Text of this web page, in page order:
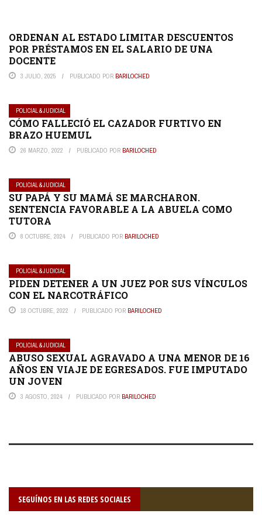
ORDENAN AL ESTADO LIMITAR DESCUENTOS
POR PRÉSTAMOS EN EL SALARIO DE UNA
DOCENTE
3 JULIO, 2025 PUBLICADO POR BARILOCHED
POLICIAL & JUDICIAL
CÓMO FALLECIÓ EL CAZADOR FURTIVO EN
BRAZO HUEMUL
26 MARZO, 2022 PUBLICADO POR BARILOCHED
POLICIAL & JUDICIAL
SU PAPÁ Y SU MAMÁ SE MARCHARON.
SENTENCIA FAVORABLE A LA ABUELA COMO
TUTORA
8 OCTUBRE, 2024 PUBLICADO POR BARILOCHED
POLICIAL & JUDICIAL
PIDEN DETENER A UN JUEZ POR SUS VÍNCULOS
CON EL NARCOTRÁFICO
18 OCTUBRE, 2022 PUBLICADO POR BARILOCHED
POLICIAL & JUDICIAL
ABUSO SEXUAL AGRAVADO A UNA MENOR DE 16
AÑOS EN VIAJE DE EGRESADOS. FUE IMPUTADO
UN JOVEN
3 AGOSTO, 2024 PUBLICADO POR BARILOCHED
SEGUÍNOS EN LAS REDES SOCIALES